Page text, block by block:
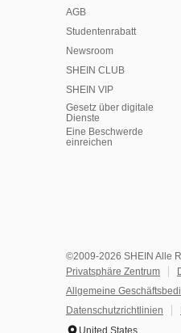
AGB
Studentenrabatt
Newsroom
SHEIN CLUB
SHEIN VIP
Gesetz über digitale
Dienste
Eine Beschwerde
einreichen
©2009-2026 SHEIN Alle
Privatsphäre Zentrum
Allgemeine
Datenschutzrichtlinien